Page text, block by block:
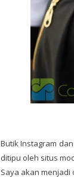
Butik Instagram
ditipu oleh situs
Saya akan